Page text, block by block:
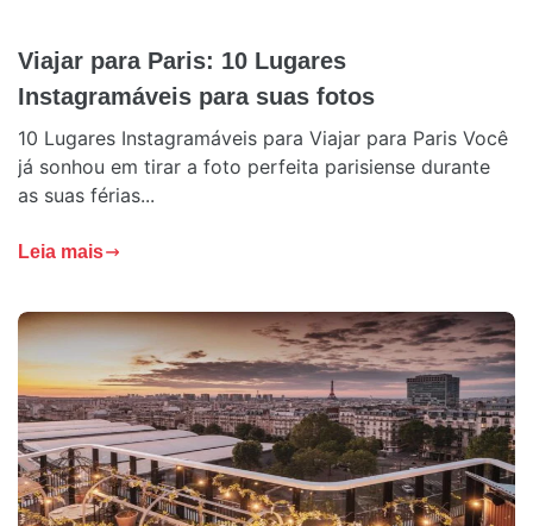
Viajar para Paris: 10 Lugares
Instagramáveis para suas fotos
10 Lugares Instagramáveis para Viajar para Paris Você
já sonhou em tirar a foto perfeita parisiense durante
as suas férias...
Leia mais